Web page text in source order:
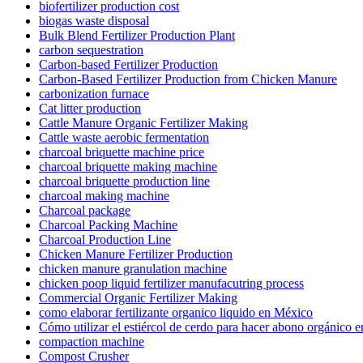
biofertilizer production cost
biogas waste disposal
Bulk Blend Fertilizer Production Plant
carbon sequestration
Carbon-based Fertilizer Production
Carbon-Based Fertilizer Production from Chicken Manure
carbonization furnace
Cat litter production
Cattle Manure Organic Fertilizer Making
Cattle waste aerobic fermentation
charcoal briquette machine price
charcoal briquette making machine
charcoal briquette production line
charcoal making machine
Charcoal package
Charcoal Packing Machine
Charcoal Production Line
Chicken Manure Fertilizer Production
chicken manure granulation machine
chicken poop liquid fertilizer manufacutring process
Commercial Organic Fertilizer Making
como elaborar fertilizante organico liquido en México
Cómo utilizar el estiércol de cerdo para hacer abono orgánico
compaction machine
Compost Crusher